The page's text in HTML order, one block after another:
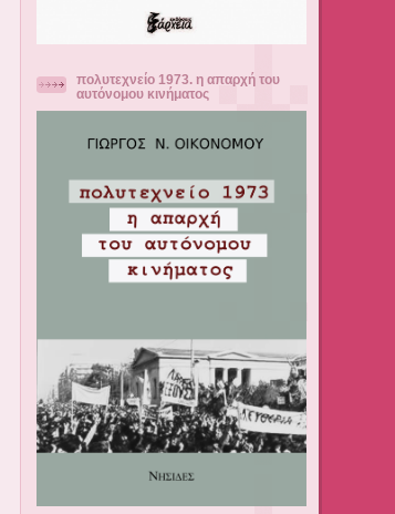
πολυτεχνείο 1973. η απαρχή του
αυτόνομου κινήματος